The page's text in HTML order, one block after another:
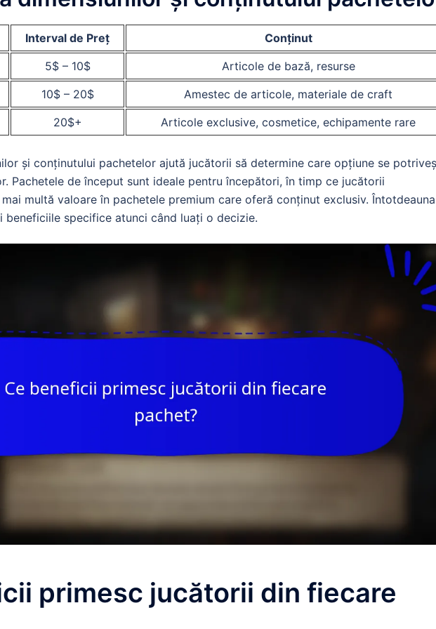
Interval de Preț
Conținut
5$ – 10$
Articole de bază, resurse
10$ – 20$
Amestec de articole, materiale de craft
20$+ Articole exclusive, cosmetice, echipamente rare
și conținutului pachetelor ajută jucătorii să determine care opțiune se
Pachetele de început sunt ideale pentru începători, în timp ce jucătorii
multă valoare în pachetele premium care oferă conținut exclusiv. Întotdeauna
beneficiile specifice atunci când luați o decizie.
primesc jucătorii din fiecare